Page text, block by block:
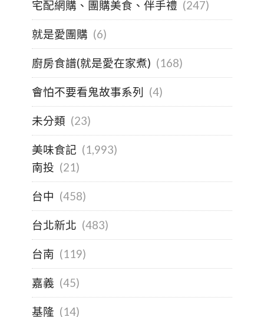
宅配網購、團購美食、伴手禮 (247)
就是愛團購 (6)
廚房食譜(就是愛在家煮) (168)
會怕不要看鬼故事系列 (4)
未分類 (23)
美味食記 (1,993)
南投 (21)
台中 (458)
台北新北 (483)
台南 (119)
嘉義 (45)
基隆 (14)